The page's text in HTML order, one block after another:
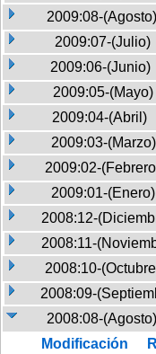
2009:08-(Agosto)
2009:07-(Julio)
2009:06-(Junio)
2009:05-(Mayo)
2009:04-(Abril)
2009:03-(Marzo)
2009:02-
2009:01-(Enero)
2008:12-
2008:11-
2008:10-
2008:09-
2008:08-(Agosto)
Modificación